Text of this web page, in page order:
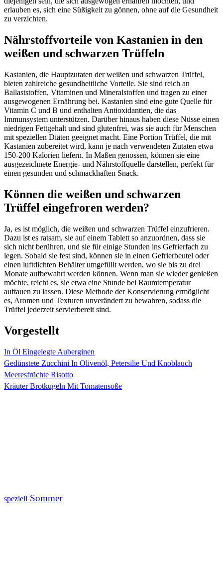
erlauben es, sich eine Süßigkeit zu gönnen, ohne auf die Gesundheit
zu verzichten.
Nährstoffvorteile von Kastanien in den
weißen und schwarzen Trüffeln
Kastanien, die Hauptzutaten der weißen und schwarzen Trüffel,
bieten zahlreiche gesundheitliche Vorteile. Sie sind reich an
Ballaststoffen, Vitaminen und Mineralstoffen und tragen zu einer
ausgewogenen Ernährung bei. Kastanien sind eine gute Quelle für
Vitamin C und B und enthalten Antioxidantien, die das
Immunsystem unterstützen. Darüber hinaus haben diese Nüsse einen
niedrigen Fettgehalt und sind glutenfrei, was sie auch für Menschen
mit speziellen Diäten geeignet macht. Eine Portion Trüffel, die mit
Kastanien zubereitet wird, kann je nach verwendeten Zutaten etwa
150-200 Kalorien liefern. In Maßen genossen, können sie eine
ausgezeichnete Energie- und Nährstoffquelle darstellen, perfekt für
einen gesunden und schmackhaften Snack.
Können die weißen und schwarzen
Trüffel eingefroren werden?
Ja, es ist möglich, die weißen und schwarzen Trüffel einzufrieren.
Dazu ist es ratsam, sie auf einem Tablett so anzuordnen, dass sie
sich nicht berühren, und sie für einige Stunden ins Gefrierfach zu
legen. Sobald sie fest sind, können sie in einen Gefrierbeutel oder
einen luftdichten Behälter umgefüllt werden, wo sie bis zu drei
Monate aufbewahrt werden können. Wenn man sie wieder genießen
möchte, reicht es, sie etwa eine Stunde bei Raumtemperatur
auftauen zu lassen. Diese Methode der Konservierung ermöglicht
es, Aromen und Texturen unverändert zu bewahren, sodass die
Trüffel jederzeit servierbereit sind.
Vorgestellt
In Öl Eingelegte Auberginen
Gedünstete Zucchini In Olivenöl, Petersilie Und Knoblauch
Meeresfrüchte Risotto
Kräuter Brotkugeln Mit Tomatensoße
speziell Sommer